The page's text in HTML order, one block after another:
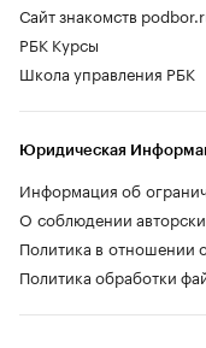
Сайт знакомств
РБК Курсы
Школа управления РБК
Юридическая
Информация об
О соблюдении
Политика в отношении
Политика обработки